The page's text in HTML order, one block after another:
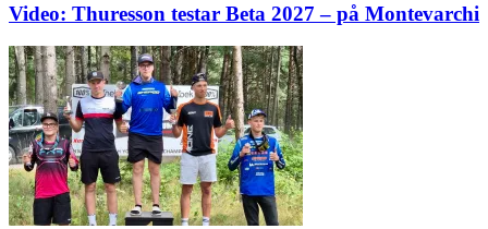
Video: Thuresson testar Beta 2027 – på Montevarchi